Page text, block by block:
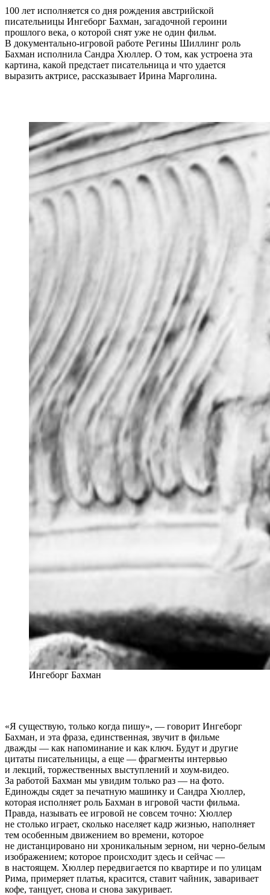
100 лет исполняется со дня рождения австрийской
писательницы Ингеборг Бахман, загадочной героини
прошлого века, о которой снят уже не один фильм.
В документально-игровой работе Регины Шиллинг роль
Бахман исполнила Сандра Хюллер. О том, как устроена эта
картина, какой предстает писательница и что удается
выразить актрисе, рассказывает Ирина Марголина.
Ингеборг Бахман
«Я существую, только когда пишу», — говорит Ингеборг
Бахман, и эта фраза, единственная, звучит в фильме
дважды — как напоминание и как ключ. Будут и другие
цитаты писательницы, а еще — фрагменты интервью
и лекций, торжественных выступлений и хоум-видео.
За работой Бахман мы увидим только раз — на фото.
Единожды сядет за печатную машинку и Сандра Хюллер,
которая исполняет роль Бахман в игровой части фильма.
Правда, называть ее игровой не совсем точно: Хюллер
не столько играет, сколько населяет кадр жизнью, наполняет
тем особенным движением во времени, которое
не дистанцировано ни хроникальным зерном, ни черно-белым
изображением; которое происходит здесь и сейчас —
в настоящем. Хюллер передвигается по квартире и по улицам
Рима, примеряет платья, красится, ставит чайник, заваривает
кофе, танцует, снова и снова закуривает.